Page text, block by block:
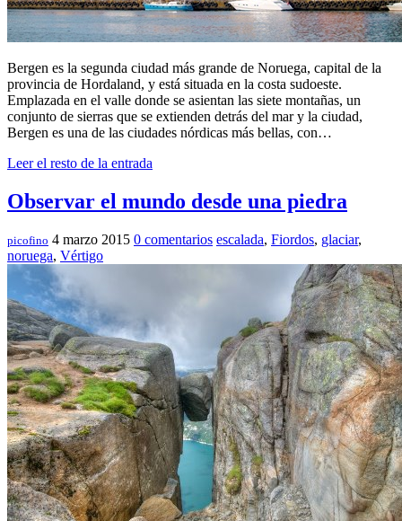
Bergen es la segunda ciudad más grande de Noruega, capital de la
provincia de Hordaland, y está situada en la costa sudoeste.
Emplazada en el valle donde se asientan las siete montañas, un
conjunto de sierras que se extienden detrás del mar y la ciudad,
Bergen es una de las ciudades nórdicas más bellas, con…
Leer el resto de la entrada
Observar el mundo desde una piedra
picofino 4 marzo 2015 0 comentarios escalada, Fiordos, glaciar,
noruega, Vértigo